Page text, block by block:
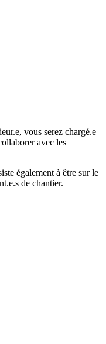
vous serez chargé.e
avec les
également à être sur le
de chantier.